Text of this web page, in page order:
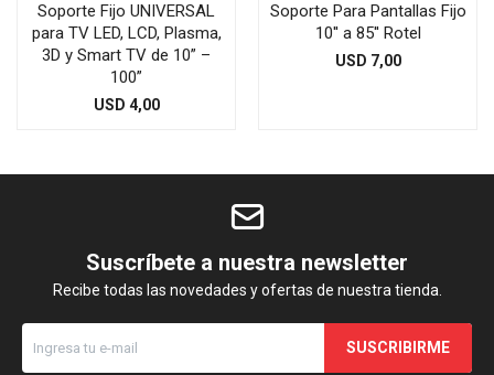
Soporte Fijo UNIVERSAL
para TV LED, LCD, Plasma,
3D y Smart TV de 10” –
100”
USD 4,00
Soporte Para Pantallas Fijo
10'' a 85'' Rotel
USD 7,00
Suscríbete a nuestra newsletter
Recibe todas las novedades y ofertas de nuestra tienda.
SUSCRIBIRME